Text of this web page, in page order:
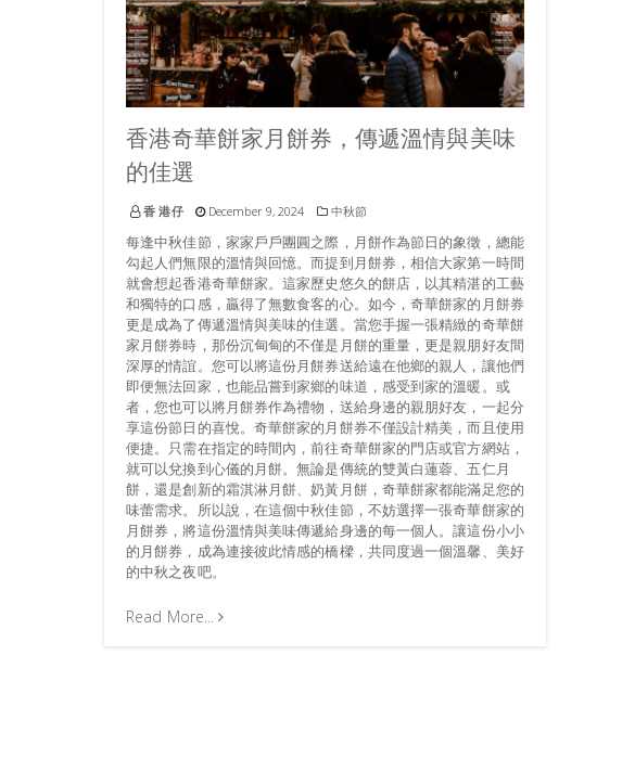
香港奇華餅家月餅券，傳遞溫情與美味
的佳選
香 港仔 December 9, 2024 中秋節
每逢中秋佳節，家家戶戶團圓之際，月餅作為節日的象徵，總能
勾起人們無限的溫情與回憶。而提到月餅券，相信大家第一時間
就會想起香港奇華餅家。這家歷史悠久的餅店，以其精湛的工藝
和獨特的口感，贏得了無數食客的心。如今，奇華餅家的月餅券
更是成為了傳遞溫情與美味的佳選。當您手握一張精緻的奇華餅
家月餅券時，那份沉甸甸的不僅是月餅的重量，更是親朋好友間
深厚的情誼。您可以將這份月餅券送給遠在他鄉的親人，讓他們
即便無法回家，也能品嘗到家鄉的味道，感受到家的溫暖。或
者，您也可以將月餅券作為禮物，送給身邊的親朋好友，一起分
享這份節日的喜悅。奇華餅家的月餅券不僅設計精美，而且使用
便捷。只需在指定的時間內，前往奇華餅家的門店或官方網站，
就可以兌換到心儀的月餅。無論是傳統的雙黃白蓮蓉、五仁月
餅，還是創新的霜淇淋月餅、奶黃月餅，奇華餅家都能滿足您的
味蕾需求。所以說，在這個中秋佳節，不妨選擇一張奇華餅家的
月餅券，將這份溫情與美味傳遞給身邊的每一個人。讓這份小小
的月餅券，成為連接彼此情感的橋樑，共同度過一個溫馨、美好
的中秋之夜吧。
Read More...